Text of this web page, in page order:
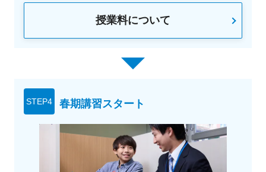
授業料について
STEP4 春期講習スタート